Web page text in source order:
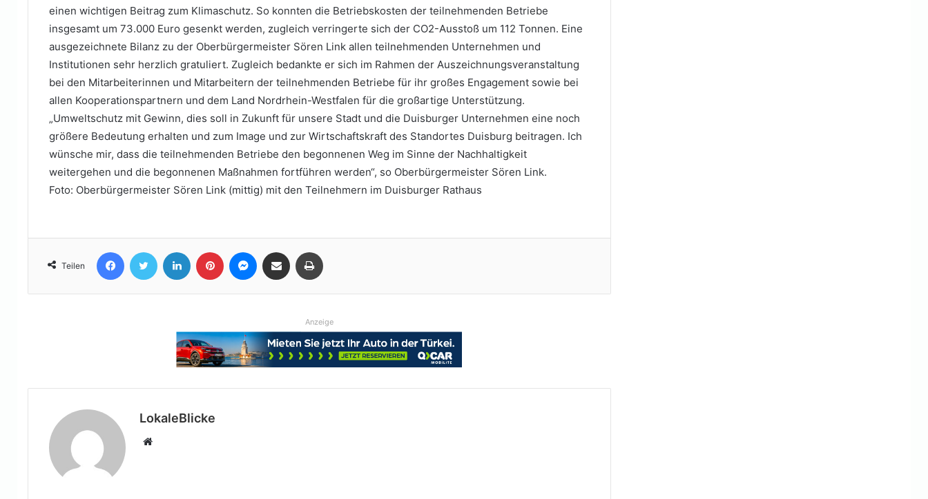
einen wichtigen Beitrag zum Klimaschutz. So konnten die Betriebskosten der teilnehmenden Betriebe
insgesamt um 73.000 Euro gesenkt werden, zugleich verringerte sich der CO2-Ausstoß um 112 Tonnen. Eine
ausgezeichnete Bilanz zu der Oberbürgermeister Sören Link allen teilnehmenden Unternehmen und
Institutionen sehr herzlich gratuliert. Zugleich bedankte er sich im Rahmen der Auszeichnungsveranstaltung
bei den Mitarbeiterinnen und Mitarbeitern der teilnehmenden Betriebe für ihr großes Engagement sowie bei
allen Kooperationspartnern und dem Land Nordrhein-Westfalen für die großartige Unterstützung.
„Umweltschutz mit Gewinn, dies soll in Zukunft für unsere Stadt und die Duisburger Unternehmen eine noch
größere Bedeutung erhalten und zum Image und zur Wirtschaftskraft des Standortes Duisburg beitragen. Ich
wünsche mir, dass die teilnehmenden Betriebe den begonnenen Weg im Sinne der Nachhaltigkeit
weitergehen und die begonnenen Maßnahmen fortführen werden“, so Oberbürgermeister Sören Link.
Foto: Oberbürgermeister Sören Link (mittig) mit den Teilnehmern im Duisburger Rathaus
Teilen
FacebookTwitter LinkedIn Pinterest Messenger
Teile per E-Mail
Anzeige
LokaleBlicke
Webseite